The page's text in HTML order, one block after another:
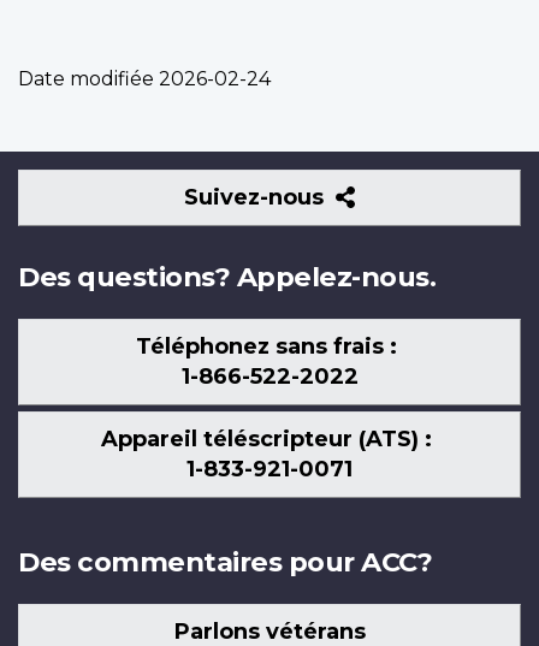
Date modifiée 2026-02-24
Suivez-nous
Suivez-
nous
Des questions? Appelez-nous.
Téléphonez sans frais :
1-866-522-2022
Appareil téléscripteur (ATS) :
1-833-921-0071
Des commentaires pour ACC?
Parlons vétérans